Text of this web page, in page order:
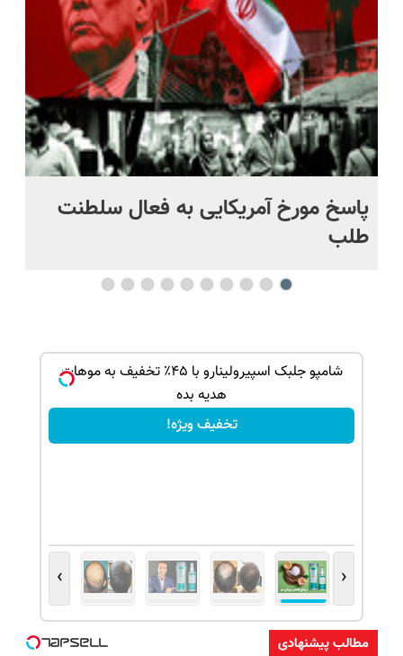
قسطی
خرید
اقساطی😍
پاسخ مورخ آمریکایی به فعال سلطنت
طلب
شامپو جلبک اسپیرولینارو با ۴۵٪ تخفیف به موهات
هدیه بده
تخفیف ویژه!
‹
›
مطالب پیشنهادی